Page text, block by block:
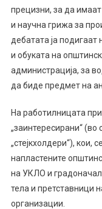
прецизни, за да
и научна грижа за
дебатата ја
и обуката на
администрација, за
да биде предмет на
На работилницата
„заинтересирани“ (во
„стејкхолдери“), кои,
напластените
на УКЛО и
тела и претставници
организации.